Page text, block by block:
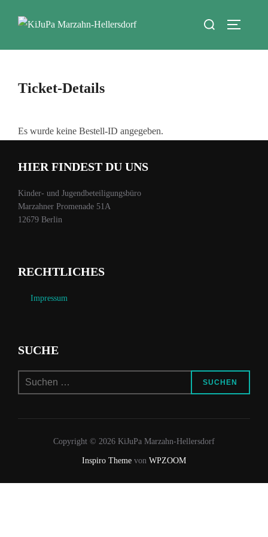
Inhalt
Suchen
Ticket-Details
Es wurde keine Bestell-ID angegeben.
HIER FINDEST DU UNS
Kinder- und Jugendbeteiligungsbüro
Marzahner Promenade 51A
12679 Berlin
RECHTLICHES
Impressum
SUCHE
Suchen
SUCHEN
Copyright © 2026 KiJuPa Marzahn-Hellersdorf
Inspiro Theme von WPZOOM